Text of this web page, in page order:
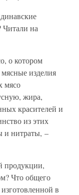
Читали на
о котором
изделия
мясо
жира,
красителей и
из этих
и нитраты, –
продукции,
Что общего
в